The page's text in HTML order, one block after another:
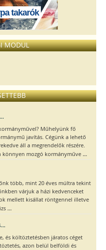
takarók
MODUL
Műhelyünk fő
javítás. Cégünk a lehető
áll a megrendelők részére.
könnyen mozgó kormányműve ...
több, mint 20 éves múltra tekint
várjuk a házi kedvenceket
mellett kisállat röntgennel illetve
...
és költöztetésben járatos céget
azon belül belföldi és